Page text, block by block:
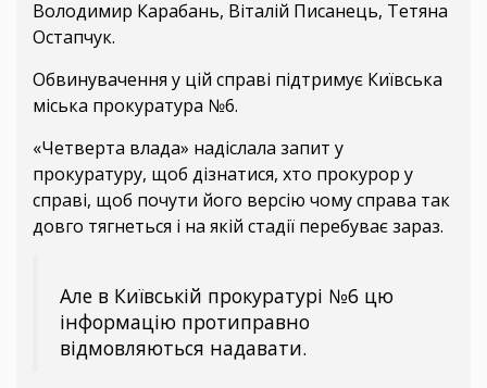
Володимир Карабань, Віталій Писанець, Тетяна
Остапчук.
Обвинувачення у цій справі підтримує Київська
міська прокуратура №6.
«Четверта влада» надіслала запит у
прокуратуру, щоб дізнатися, хто прокурор у
справі, щоб почути його версію чому справа так
довго тягнеться і на якій стадії перебуває зараз.
Але в Київській прокуратурі №6 цю
інформацію протиправно
відмовляються надавати.